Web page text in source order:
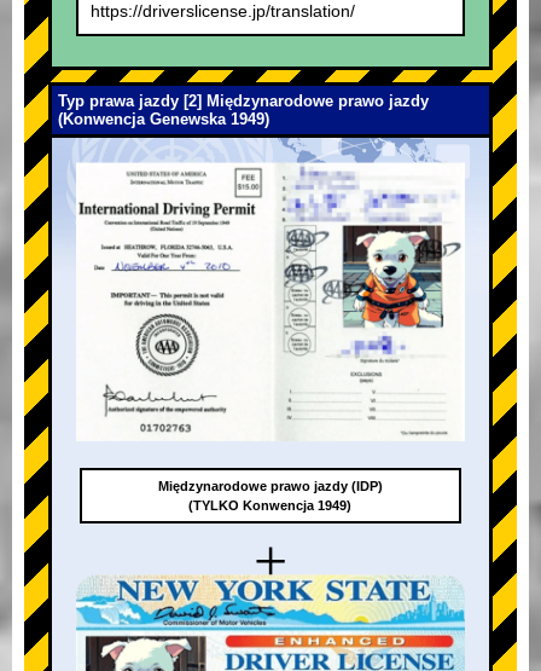
https://driverslicense.jp/translation/
Typ prawa jazdy [2] Międzynarodowe prawo jazdy
(Konwencja Genewska 1949)
+
Międzynarodowe prawo jazdy (IDP)
(TYLKO Konwencja 1949)